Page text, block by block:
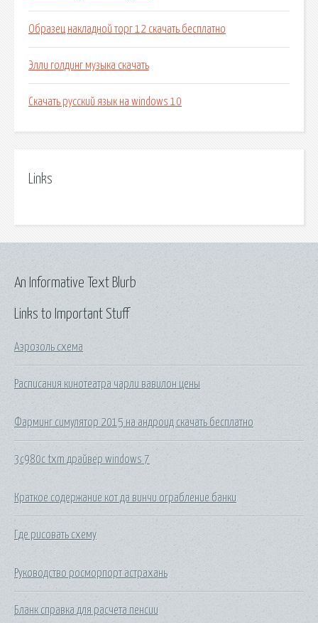
Образец накладной торг 12 скачать бесплатно
Элли голдинг музыка скачать
Скачать русский язык на windows 10
Links
Links to Important Stuff
Аэрозоль схема
Расписания кинотеатра чарли вавилон цены
Фарминг симулятор 2015 на андроид скачать бесплатно
3c980c txm драйвер windows 7
Краткое содержание кот да винчи ограбление банки
Где рисовать схему
Руководство росморпорт астрахань
Бланк справка для расчета пенсии
An Informative Text Blurb